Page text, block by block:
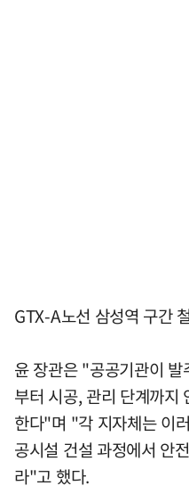
GTX-A노선 삼성역 구간
윤 장관은 "공공기관이
부터 시공, 관리 단계까지
한다"며 "각 지자체는 이
공시설 건설 과정에서 안
라"고 했다.